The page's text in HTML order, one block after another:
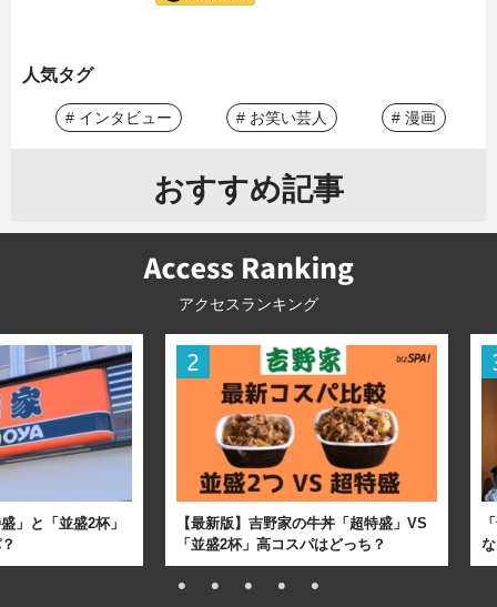
人気タグ
# インタビュー # お笑い芸人 # 漫画
おすすめ記事
アクセスランキング
」と「並盛2杯」
【最新版】吉野家の牛丼「超特盛」VS
「並盛2杯」高コスパはどっち？